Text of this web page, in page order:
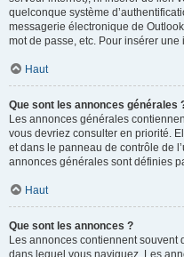
quelconque système
messagerie électronique de
mot de passe, etc. Pour insérer
Haut
Que sont les annonces générales
Les annonces générales
vous devriez consulter en priorité.
et dans le panneau de contrôle de
annonces générales sont définies
Haut
Que sont les annonces ?
Les annonces contiennent souvent
dans lequel vous naviguez. Les